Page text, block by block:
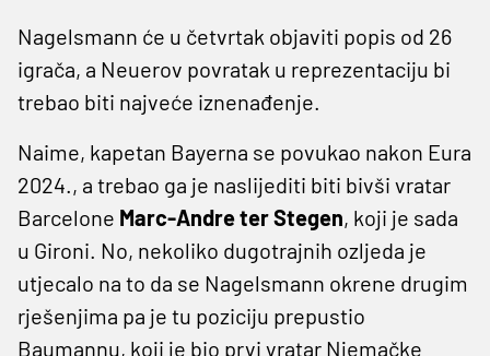
Nagelsmann će u četvrtak objaviti popis od 26
igrača, a Neuerov povratak u reprezentaciju bi
trebao biti najveće iznenađenje.
Naime, kapetan Bayerna se povukao nakon Eura
2024., a trebao ga je naslijediti biti bivši vratar
Barcelone Marc-Andre ter Stegen, koji je sada
u Gironi. No, nekoliko dugotrajnih ozljeda je
utjecalo na to da se Nagelsmann okrene drugim
rješenjima pa je tu poziciju prepustio
Baumannu, koji je bio prvi vratar Njemačke